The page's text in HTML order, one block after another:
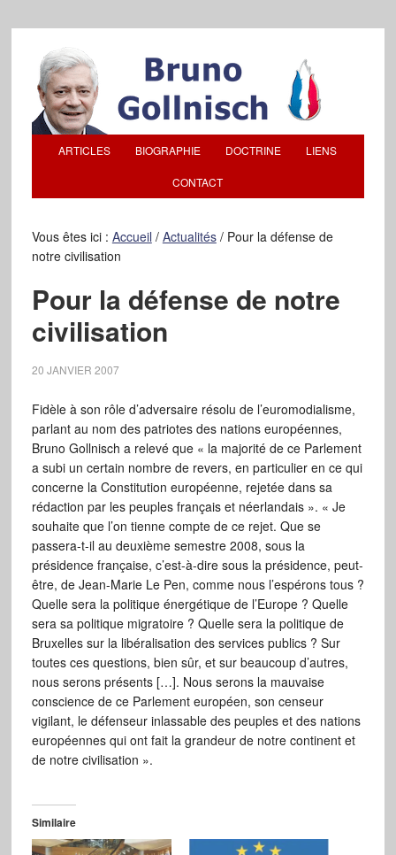
ARTICLES BIOGRAPHIE DOCTRINE LIENS
CONTACT
Vous êtes ici : Accueil / Actualités /Pour la défense de
notre civilisation
Pour la défense de notre
civilisation
20 JANVIER 2007
Fidèle à son rôle d’adversaire résolu de l’euromodialisme,
parlant au nom des patriotes des nations européennes,
Bruno Gollnisch a relevé que « la majorité de ce Parlement
a subi un certain nombre de revers, en particulier en ce qui
concerne la Constitution européenne, rejetée dans sa
rédaction par les peuples français et néerlandais ». « Je
souhaite que l’on tienne compte de ce rejet. Que se
passera-t-il au deuxième semestre 2008, sous la
présidence française, c’est-à-dire sous la présidence, peut-
être, de Jean-Marie Le Pen, comme nous l’espérons tous ?
Quelle sera la politique énergétique de l’Europe ? Quelle
sera sa politique migratoire ? Quelle sera la politique de
Bruxelles sur la libéralisation des services publics ? Sur
toutes ces questions, bien sûr, et sur beaucoup d’autres,
nous serons présents […]. Nous serons la mauvaise
conscience de ce Parlement européen, son censeur
vigilant, le défenseur inlassable des peuples et des nations
européennes qui ont fait la grandeur de notre continent et
de notre civilisation ».
Similaire